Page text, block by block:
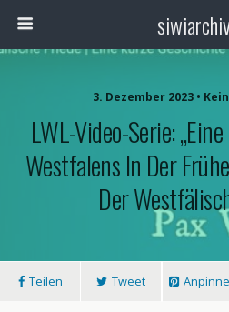
3. Dezember 2023 •
LWL-Video-Serie:
Westfalens In Der
Der
Teilen Tweet